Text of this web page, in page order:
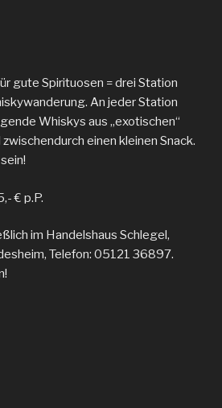
gute Spirituosen = drei Station
An jeder Station
Whiskys aus „exotischen“
einen kleinen Snack.
€ p.P.
im Handelshaus Schlegel,
Telefon: 05121 36897.